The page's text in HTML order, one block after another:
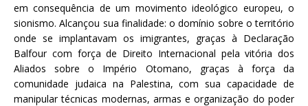
em consequência de um movimento ideológico europeu, o
sionismo. Alcançou sua finalidade: o domínio sobre o território
onde se implantavam os imigrantes, graças à Declaração
Balfour com força de Direito Internacional pela vitória dos
Aliados sobre o Império Otomano, graças à força da
comunidade judaica na Palestina, com sua capacidade de
manipular técnicas modernas, armas e organização do poder